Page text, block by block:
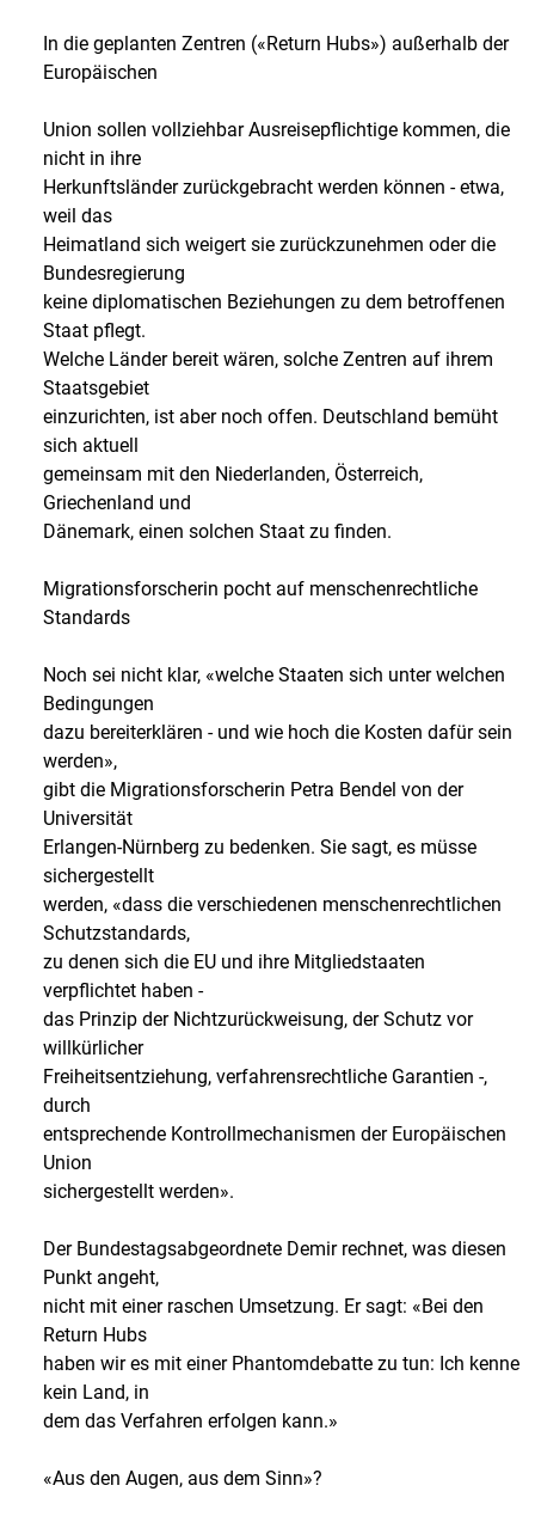
In die geplanten Zentren («Return Hubs») außerhalb der
Europäischen
Union sollen vollziehbar Ausreisepflichtige kommen, die
nicht in ihre
Herkunftsländer zurückgebracht werden können - etwa,
weil das
Heimatland sich weigert sie zurückzunehmen oder die
Bundesregierung
keine diplomatischen Beziehungen zu dem betroffenen
Staat pflegt.
Welche Länder bereit wären, solche Zentren auf ihrem
Staatsgebiet
einzurichten, ist aber noch offen. Deutschland bemüht
sich aktuell
gemeinsam mit den Niederlanden, Österreich,
Griechenland und
Dänemark, einen solchen Staat zu finden.
Migrationsforscherin pocht auf menschenrechtliche
Standards
Noch sei nicht klar, «welche Staaten sich unter welchen
Bedingungen
dazu bereiterklären - und wie hoch die Kosten dafür sein
werden»,
gibt die Migrationsforscherin Petra Bendel von der
Universität
Erlangen-Nürnberg zu bedenken. Sie sagt, es müsse
sichergestellt
werden, «dass die verschiedenen menschenrechtlichen
Schutzstandards,
zu denen sich die EU und ihre Mitgliedstaaten
verpflichtet haben -
das Prinzip der Nichtzurückweisung, der Schutz vor
willkürlicher
Freiheitsentziehung, verfahrensrechtliche Garantien -,
durch
entsprechende Kontrollmechanismen der Europäischen
Union
sichergestellt werden».
Der Bundestagsabgeordnete Demir rechnet, was diesen
Punkt angeht,
nicht mit einer raschen Umsetzung. Er sagt: «Bei den
Return Hubs
haben wir es mit einer Phantomdebatte zu tun: Ich kenne
kein Land, in
dem das Verfahren erfolgen kann.»
«Aus den Augen, aus dem Sinn»?